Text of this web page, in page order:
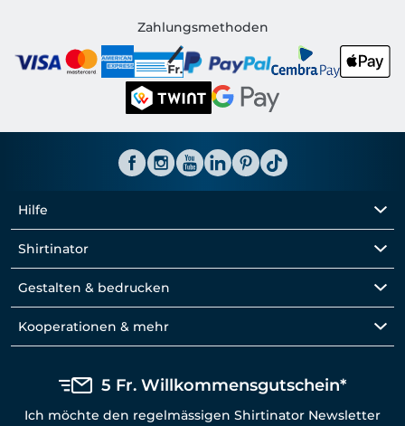
Shirtinator CH
Zahlungsmethoden
Hilfe
Shirtinator
Gestalten & bedrucken
Kooperationen & mehr
5 Fr. Willkommensgutschein*
Ich möchte den regelmässigen Shirtinator Newsletter